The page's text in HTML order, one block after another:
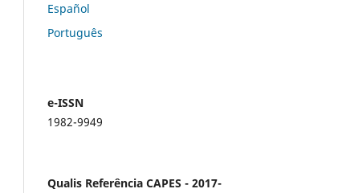
Español
Português
e-ISSN
1982-9949
Qualis Referência CAPES - 2017-